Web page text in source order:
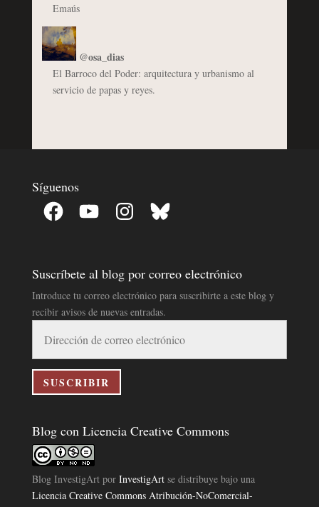
Emaús
@osa_dias
El Barroco del Poder: arquitectura y urbanismo al
servicio de papas y reyes.
Síguenos
Facebook YouTube InstagramBluesky
Suscríbete al blog por correo electrónico
Introduce tu correo electrónico para suscribirte a este blog y
recibir avisos de nuevas entradas.
correo
electrónico
SUSCRIBIR
Blog con Licencia Creative Commons
Blog InvestigArtpor InvestigArtse distribuye bajo una
Licencia Creative Commons Atribución-NoComercial-